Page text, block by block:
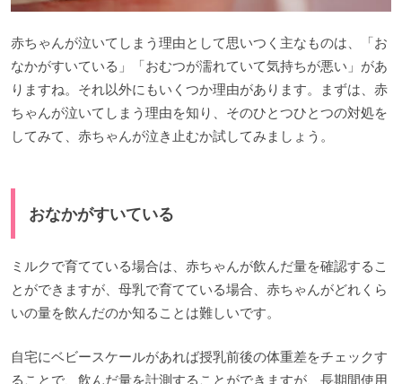
赤ちゃんが泣いてしまう理由として思いつく主なものは、「お
なかがすいている」「おむつが濡れていて気持ちが悪い」があ
りますね。それ以外にもいくつか理由があります。まずは、赤
ちゃんが泣いてしまう理由を知り、そのひとつひとつの対処を
してみて、赤ちゃんが泣き止むか試してみましょう。
おなかがすいている
ミルクで育てている場合は、赤ちゃんが飲んだ量を確認するこ
とができますが、母乳で育てている場合、赤ちゃんがどれくら
いの量を飲んだのか知ることは難しいです。
自宅にベビースケールがあれば授乳前後の体重差をチェックす
ることで、飲んだ量を計測することができますが、長期間使用